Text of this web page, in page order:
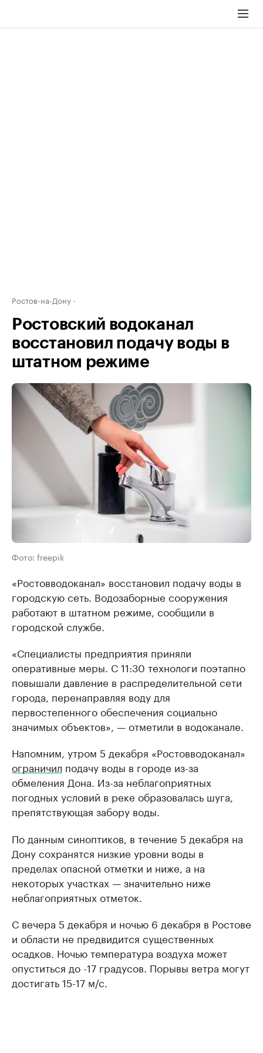
Ростов-на-Дону
Ростовский водоканал
восстановил подачу воды в
штатном режиме
Фото: freepik
«Ростовводоканал» восстановил подачу воды в
городскую сеть. Водозаборные сооружения
работают в штатном режиме, сообщили в
городской службе.
«Специалисты предприятия приняли
оперативные меры. С 11:30 технологи поэтапно
повышали давление в распределительной сети
города, перенаправляя воду для
первостепенного обеспечения социально
значимых объектов», — отметили в водоканале.
Напомним, утром 5 декабря «Ростовводоканал»
ограничил подачу воды в городе из-за
обмеления Дона. Из-за неблагоприятных
погодных условий в реке образовалась шуга,
препятствующая забору воды.
По данным синоптиков, в течение 5 декабря на
Дону сохранятся низкие уровни воды в
пределах опасной отметки и ниже, а на
некоторых участках — значительно ниже
неблагоприятных отметок.
С вечера 5 декабря и ночью 6 декабря в Ростове
и области не предвидится существенных
осадков. Ночью температура воздуха может
опуститься до -17 градусов. Порывы ветра могут
достигать 15-17 м/с.